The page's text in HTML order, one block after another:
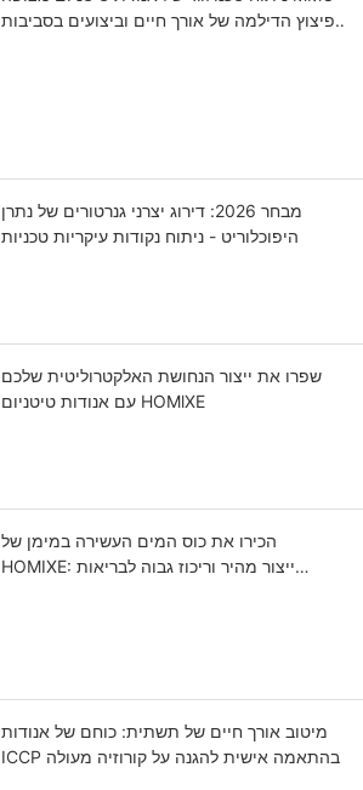
פיצוץ הדילמה של אורך חיים וביצועים בסביבות
מבחר 2026: דירוג יצרני גנרטורים של נתרן
היפוכלוריט - ניתוח נקודות עיקריות טכניות
שפרו את ייצור הנחושת האלקטרוליטית שלכם
עם אנודות טיטניום HOMlXE
הכירו את כוס המים העשירה במימן של
HOMIXE: ייצור מהיר וריכוז גבוה לבריאות
מיטוב אורך חיים של תשתית: כוחם של אנודות
ICCP בהתאמה אישית להגנה על קורוזיה מעולה